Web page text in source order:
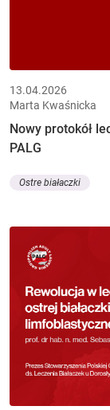
13.04.2026
Marta Kwaśnicka
Nowy protokół
PALG
Ostre białaczki